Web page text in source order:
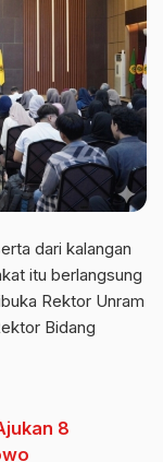
dari kalangan
itu berlangsung
Rektor Unram
Bidang
8